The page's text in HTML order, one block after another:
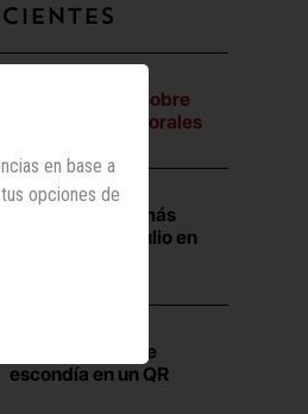
Sobre
campañas electorales
Las campañas más
vistas durante julio en
que se
escondía en un QR
en base a
opciones de